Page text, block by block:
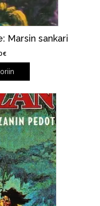
Marsin sankari
€